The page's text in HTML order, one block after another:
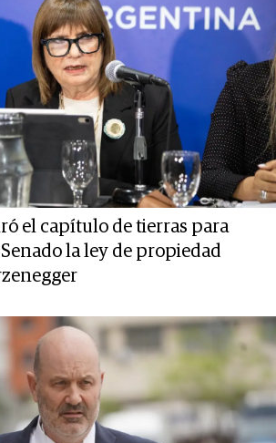
el capítulo de tierras para
la ley de propiedad